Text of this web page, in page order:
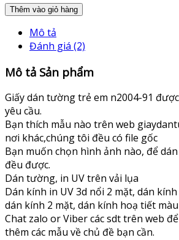
Thêm vào giỏ hàng
Mô tả
Đánh giá (2)
Mô tả Sản phẩm
Giấy dán tường trẻ em n2004-91
yêu cầu.
Bạn thích mẫu nào trên web
nơi khác,chúng tôi đều có file gốc
Bạn muốn chọn hình ảnh nào, để
đều được.
Dán tường, in UV trên vải lụa
Dán kính in UV 3d nổi 2 mặt, dán
dán kính 2 mặt, dán kính hoạ tiết
Chat zalo or Viber các sdt trên web
thêm các mẫu về chủ đề bạn cần.